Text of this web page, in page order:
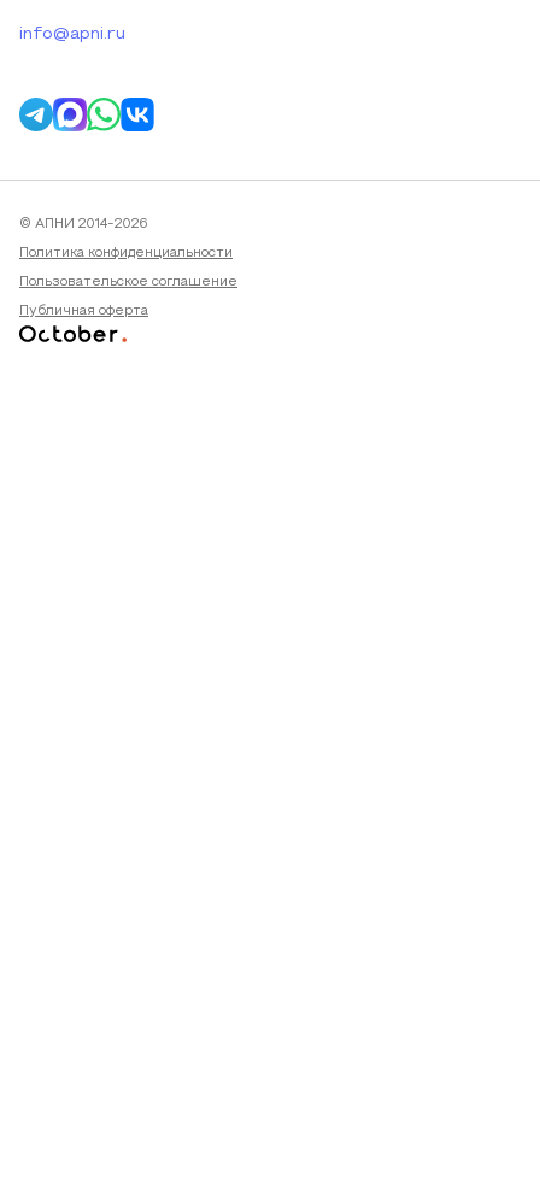
info@apni.ru
© АПНИ 2014-2026
Политика конфиденциальности
Пользовательское соглашение
Публичная оферта